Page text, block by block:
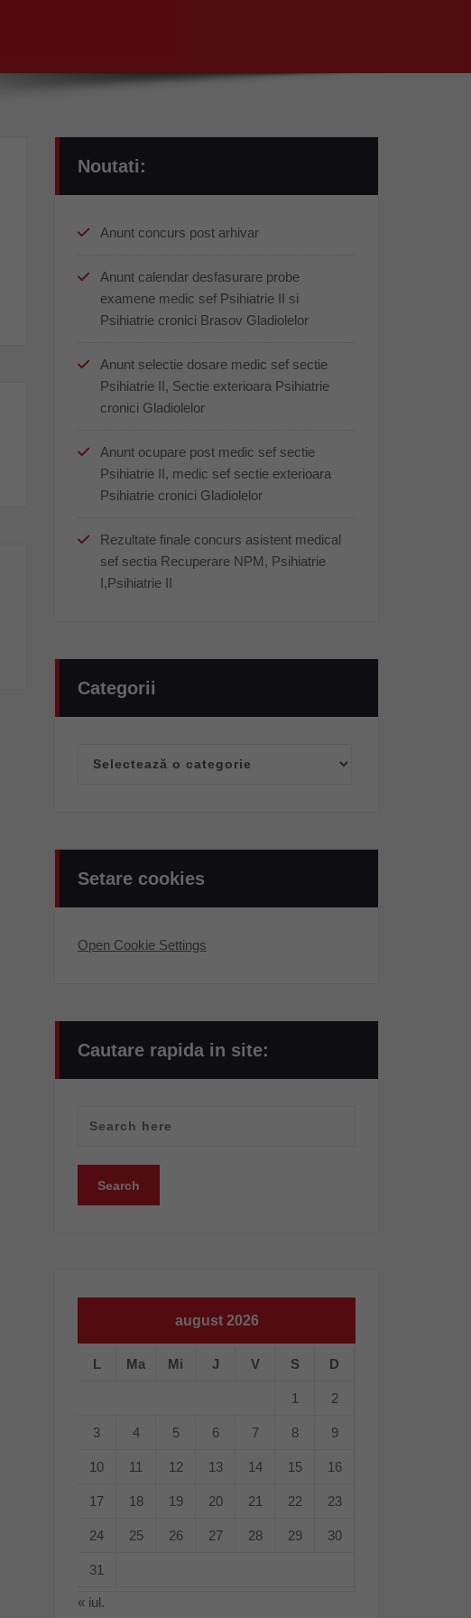
Noutati:
Anunt concurs post arhivar
Anunt calendar desfasurare probe
examene medic sef Psihiatrie II si
Psihiatrie cronici Brasov Gladiolelor
Anunt selectie dosare medic sef sectie
Psihiatrie II, Sectie exterioara Psihiatrie
cronici Gladiolelor
Anunt ocupare post medic sef sectie
Psihiatrie II, medic sef sectie exterioara
Psihiatrie cronici Gladiolelor
Rezultate finale concurs asistent medical
sef sectia Recuperare NPM, Psihiatrie
I,Psihiatrie II
Categorii
Setare cookies
Open Cookie Settings
Cautare rapida in site:
august 2026
L Ma Mi J V S D
1 2
3 4 5 6 7 8 9
10 11 12 13 14 15 16
17 18 19 20 21 22 23
24 25 26 27 28 29 30
31
« iul.